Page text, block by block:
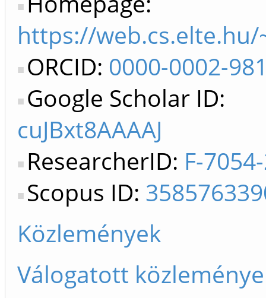
https://web.cs.elte.hu/
ORCID: 0000-0002-
Google Scholar ID:
cuJBxt8AAAAJ
ResearcherID: F-
Scopus ID:
Közlemények
Válogatott